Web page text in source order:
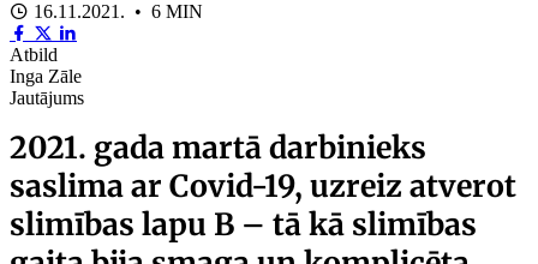
16.11.2021. • 6 MIN
Atbild
Inga Zāle
Jautājums
2021. gada martā darbinieks
saslima ar Covid-19, uzreiz atverot
slimības lapu B – tā kā slimības